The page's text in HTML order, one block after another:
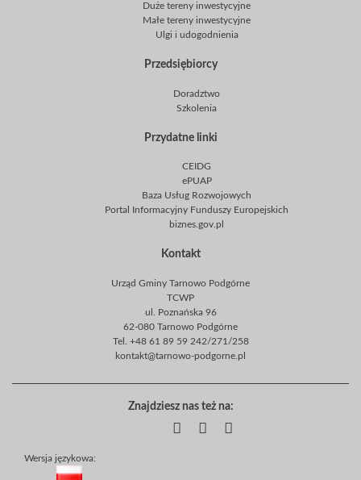
Duże tereny inwestycyjne
Małe tereny inwestycyjne
Ulgi i udogodnienia
Przedsiębiorcy
Doradztwo
Szkolenia
Przydatne linki
CEIDG
ePUAP
Baza Usług Rozwojowych
Portal Informacyjny Funduszy Europejskich
biznes.gov.pl
Kontakt
Urząd Gminy Tarnowo Podgórne
TCWP
ul. Poznańska 96
62-080 Tarnowo Podgórne
Tel. +48 61 89 59 242/271/258
kontakt@tarnowo-podgorne.pl
Znajdziesz nas też na:
Wersja językowa: